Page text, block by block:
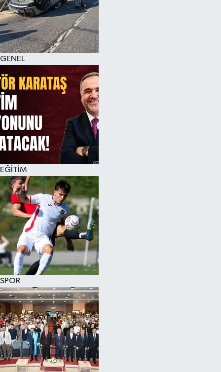
GENEL
EĞİTİM
SPOR
KÜLTÜR SANAT
MAGAZİN
SAĞLIK
SİYASET
SPOR
TEKNOLOJİ
VİZYONDAKİLER
YAŞAM